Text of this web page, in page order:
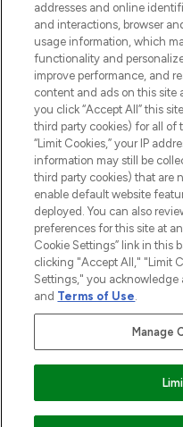
Do Not Sell
HILFE &
ÜBER
Pay Securely With
addresses and online
and interactions, browser
usage information, which
functionality and
improve performance, and
content and ads on this site
you click “Accept All” this
third party cookies) for all of
“Limit Cookies,” your IP
information may still be
third party cookies) that are
enable default website
deployed. You can also
preferences for this site at
Cookie Settings” link in this
clicking "Accept All," "Limit
Settings," you acknowledge
and Terms of Use.
Manage